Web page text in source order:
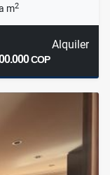
m2
Alquiler
COP